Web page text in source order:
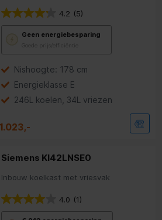
4.2 (5)
Geen energiebesparing
Goede prijs/efficiëntie
Youreko’s
voor
energiebesparing.
Nishoogte: 178 cm
Energieklasse E
246L koelen, 34L vriezen
1.023,-
Siemens KI42LNSE0
Inbouw koelkast met vriesvak
4.0 (1)